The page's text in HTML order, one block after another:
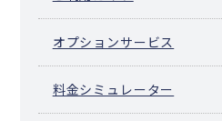
オプションサービス
料金シミュレーター